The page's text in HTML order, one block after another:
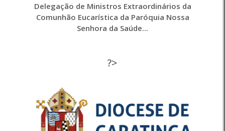
Delegação de Ministros Extraordinários da
Comunhão Eucarística da Paróquia Nossa
Senhora da Saúde...
?>